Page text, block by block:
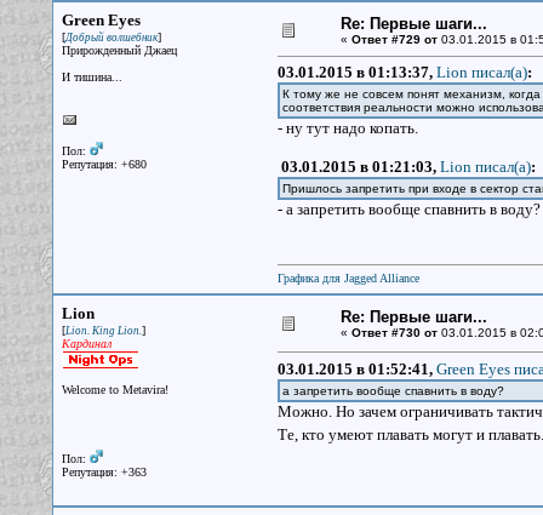
Green Eyes
[Добрый волшебник]
Прирожденный Джаец
И тишина...
Пол:
Репутация: +680
Re: Первые шаги...
« Ответ #729 от03.01.2015 в
03.01.2015 в 01:13:37, Lion писал(a):
К тому же не совсем понят механизм,
соответствия реальности можно
- ну тут надо копать.
03.01.2015 в 01:21:03, Lion писал(a):
Пришлось запретить при входе в сектор
- а запретить вообще спавнить в воду?
Графика для Jagged Alliance
Lion
[Lion. King Lion.]
Кардинал
Welcome to Metavira!
Пол:
Репутация: +363
Re: Первые шаги...
« Ответ #730 от03.01.2015 в
03.01.2015 в 01:52:41, Green Eyes
а запретить вообще спавнить в воду?
Можно. Но зачем ограничивать
Те, кто умеют плавать могут и